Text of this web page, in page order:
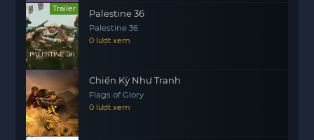
Trailer Palestine 36
Palestine 36
0 lượt xem
Chiến Kỳ Như Tranh
Flags of Glory
0 lượt xem